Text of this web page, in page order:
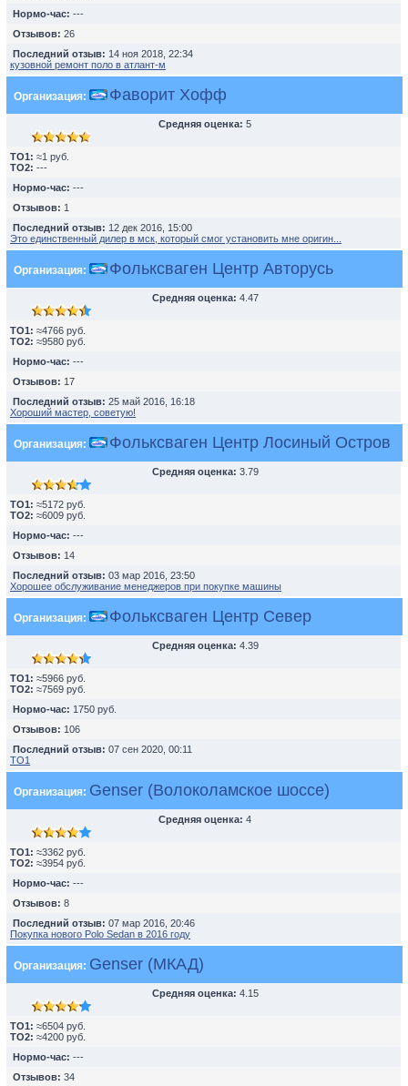
Нормо-час: ---
Отзывов: 26
Последний отзыв: 14 ноя 2018, 22:34
кузовной ремонт поло в атлант-м
Организация: Фаворит Хофф
Средняя оценка: 5
TO1: ≈1 руб.
TO2: ---
Нормо-час: ---
Отзывов: 1
Последний отзыв: 12 дек 2016, 15:00
Это единственный дилер в мск, который смог установить мне оригин...
Организация: Фольксваген Центр Авторусь
Средняя оценка: 4.47
TO1: ≈4766 руб.
TO2: ≈9580 руб.
Нормо-час: ---
Отзывов: 17
Последний отзыв: 25 май 2016, 16:18
Хороший мастер, советую!
Организация: Фольксваген Центр Лосиный Остров
Средняя оценка: 3.79
TO1: ≈5172 руб.
TO2: ≈6009 руб.
Нормо-час: ---
Отзывов: 14
Последний отзыв: 03 мар 2016, 23:50
Хорошее обслуживание менеджеров при покупке машины
Организация: Фольксваген Центр Север
Средняя оценка: 4.39
TO1: ≈5966 руб.
TO2: ≈7569 руб.
Нормо-час: 1750 руб.
Отзывов: 106
Последний отзыв: 07 сен 2020, 00:11
ТО1
Организация: Genser (Волоколамское шоссе)
Средняя оценка: 4
TO1: ≈3362 руб.
TO2: ≈3954 руб.
Нормо-час: ---
Отзывов: 8
Последний отзыв: 07 мар 2016, 20:46
Покупка нового Polo Sedan в 2016 году
Организация: Genser (МКАД)
Средняя оценка: 4.15
TO1: ≈6504 руб.
TO2: ≈4200 руб.
Нормо-час: ---
Отзывов: 34